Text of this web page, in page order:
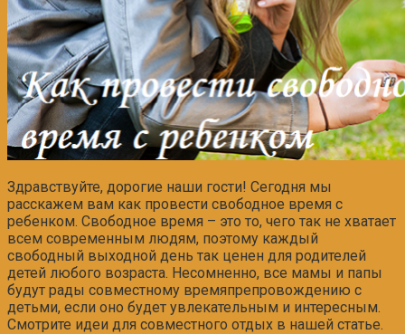
Здравствуйте, дорогие наши гости! Сегодня мы
расскажем вам как провести свободное время с
ребенком. Свободное время – это то, чего так не хватает
всем современным людям, поэтому каждый
свободный выходной день так ценен для родителей
детей любого возраста. Несомненно, все мамы и папы
будут рады совместному времяпрепровождению с
детьми, если оно будет увлекательным и интересным.
Смотрите идеи для совместного отдых в нашей статье.